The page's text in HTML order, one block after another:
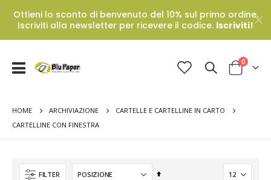
Ottieni lo sconto di benvenuto del 10% sul primo ordine.
Iscriviti alla newsletter per ricevere il codice. Iscriviti!
Toggle
Cart
0Prodotti
HOME ARCHIVIAZIONE
CARTELLE E CARTELLINE IN CARTO
CARTELLINE CON FINESTRA
FILTER
Set